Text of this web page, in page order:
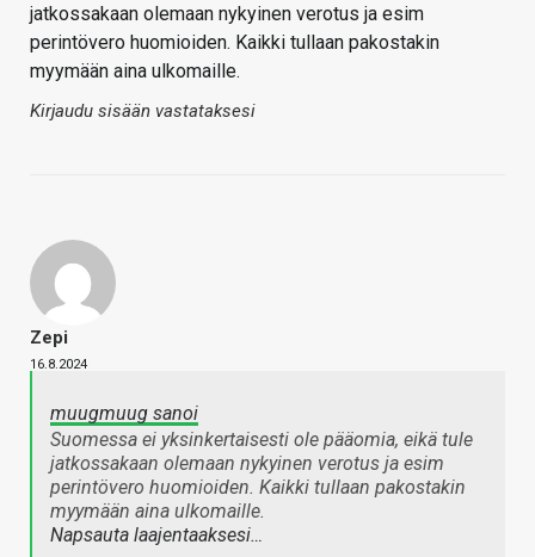
jatkossakaan olemaan nykyinen verotus ja esim
perintövero huomioiden. Kaikki tullaan pakostakin
myymään aina ulkomaille.
Kirjaudu sisään vastataksesi
Zepi
16.8.2024
muugmuug sanoi
Suomessa ei yksinkertaisesti ole pääomia, eikä tule
jatkossakaan olemaan nykyinen verotus ja esim
perintövero huomioiden. Kaikki tullaan pakostakin
myymään aina ulkomaille.
Napsauta laajentaaksesi…